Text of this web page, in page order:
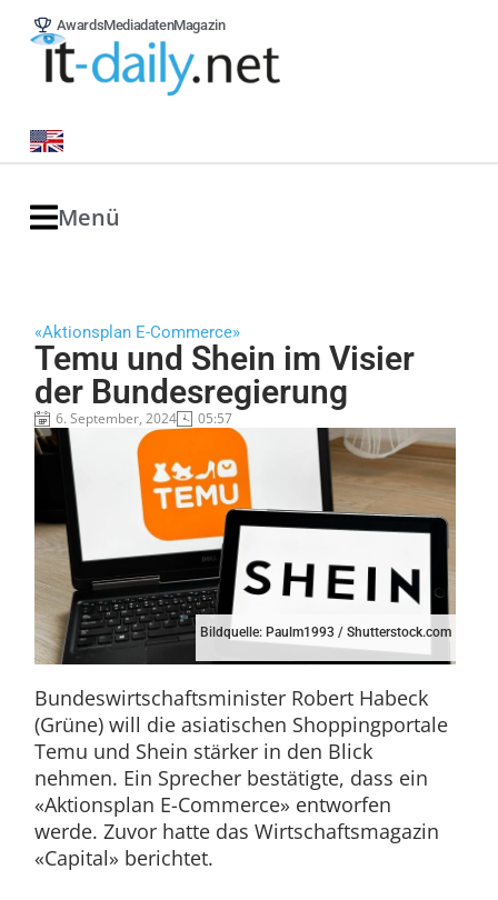
AwardsMediadatenMagazin
Menü
«Aktionsplan E-Commerce»
Temu und Shein im Visier
der Bundesregierung
6. September, 2024 05:57
Bildquelle: Paulm1993 / Shutterstock.com
Bundeswirtschaftsminister Robert Habeck
(Grüne) will die asiatischen Shoppingportale
Temu und Shein stärker in den Blick
nehmen. Ein Sprecher bestätigte, dass ein
«Aktionsplan E-Commerce» entworfen
werde. Zuvor hatte das Wirtschaftsmagazin
«Capital» berichtet.